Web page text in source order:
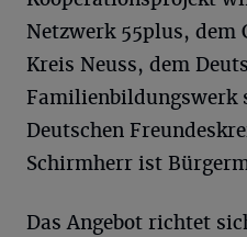
Netzwerk 55plus, dem
Kreis Neuss, dem
Familienbildungswerk
Deutschen
Schirmherr ist
Das Angebot richtet